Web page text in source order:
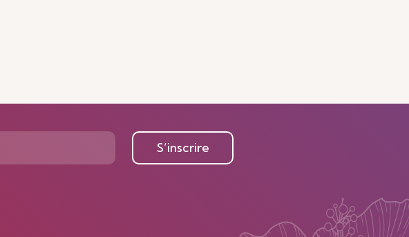
S’inscrire